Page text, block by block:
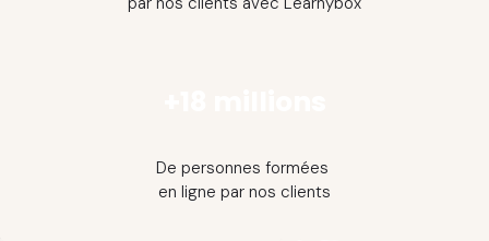
De personnes formées
en ligne par nos clients